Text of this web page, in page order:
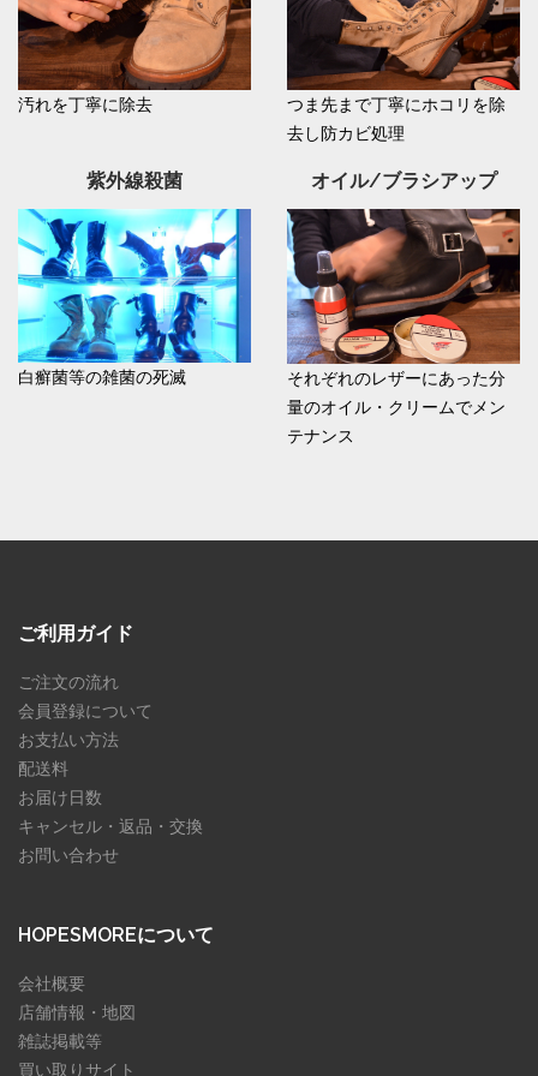
汚れを丁寧に除去
つま先まで丁寧にホコリを除
去し防カビ処理
紫外線殺菌
白癬菌等の雑菌の死滅
オイル/ブラシアップ
それぞれのレザーにあった分
量のオイル・クリームでメン
テナンス
ご利用ガイド
ご注文の流れ
会員登録について
お支払い方法
配送料
お届け日数
キャンセル・返品・交換
お問い合わせ
HOPESMOREについて
会社概要
店舗情報・地図
雑誌掲載等
買い取りサイト